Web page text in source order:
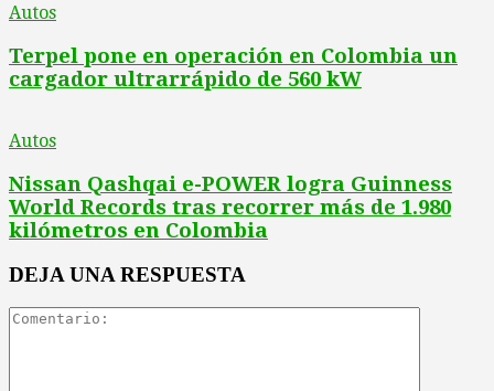
Autos
Terpel pone en operación en Colombia un
cargador ultrarrápido de 560 kW
Autos
Nissan Qashqai e-POWER logra Guinness
World Records tras recorrer más de 1.980
kilómetros en Colombia
DEJA UNA RESPUESTA